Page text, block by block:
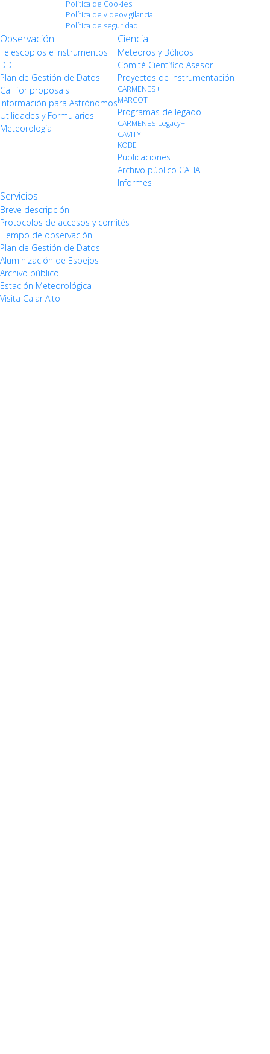
Política de Cookies
Política de videovigilancia
Política de seguridad
Observación
Telescopios e Instrumentos
DDT
Plan de Gestión de Datos
Call for proposals
Información para Astrónomos
Utilidades y Formularios
Meteorología
Ciencia
Meteoros y Bólidos
Comité Científico Asesor
Proyectos de instrumentación
CARMENES+
MARCOT
Programas de legado
CARMENES Legacy+
CAVITY
KOBE
Publicaciones
Archivo público CAHA
Informes
Servicios
Breve descripción
Protocolos de accesos y comités
Tiempo de observación
Plan de Gestión de Datos
Aluminización de Espejos
Archivo público
Estación Meteorológica
Visita Calar Alto